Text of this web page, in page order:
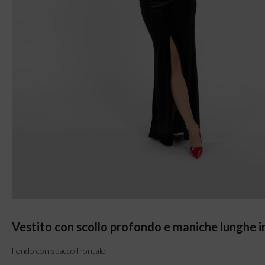
Vestito con scollo profondo e maniche lunghe
Fondo con spacco frontale.